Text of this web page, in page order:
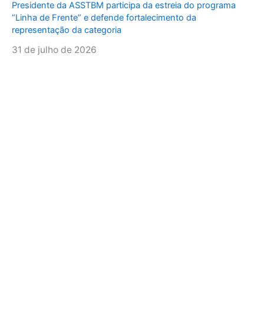
Presidente da ASSTBM participa da estreia do programa
“Linha de Frente” e defende fortalecimento da
representação da categoria
31 de julho de 2026